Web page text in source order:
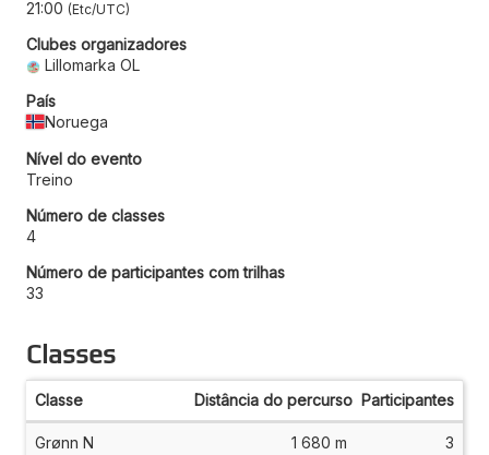
21:00 Etc/UTC
Clubes organizadores
Lillomarka OL
País
Noruega
Nível do evento
Treino
Número de classes
4
Número de participantes com trilhas
33
Classes
Classe Distância do percurso Participantes
Grønn N 1 680 m 3